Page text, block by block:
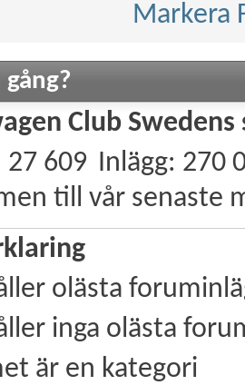
Markera
Club
27 609 Inlägg 270
till vår senaste
olästa
inga olästa
är en kategori